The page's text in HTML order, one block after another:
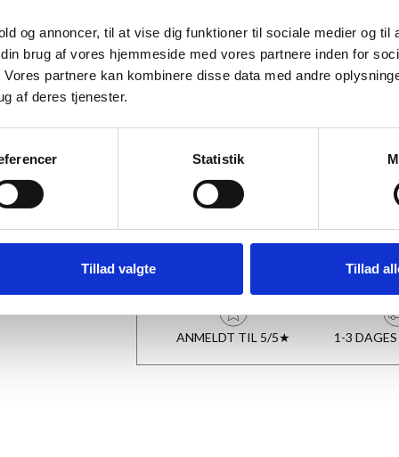
og annoncer, til at vise dig funktioner til sociale medier og til
brug af vores hjemmeside med vores partnere inden for
partnere kan kombinere disse data med andre
af deres tjenester.
Statistik
Tillad valgte Tillad
647,95 kr.
Plakat, Dançando pelo rio- 60x84 CM (A1)
★
ANMELDT TIL 5/5★ 1-3